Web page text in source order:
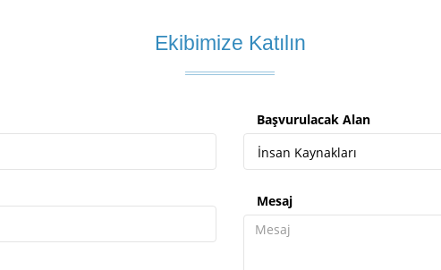
Ekibimize Katılın
Başvurulacak Alan
İnsan Kaynakları
Mesaj